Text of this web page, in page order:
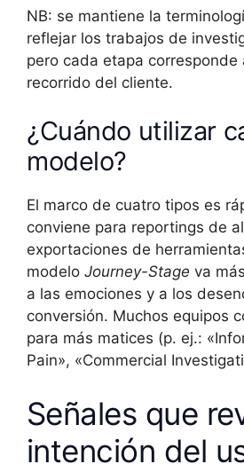
NB: se mantiene la
reflejar los trabajos de
pero cada etapa corresponde
recorrido del cliente.
¿Cuándo utilizar
modelo?
El marco de cuatro tipos es
conviene para reportings de
exportaciones de
modelo Journey-Stage va
a las emociones y a los
conversión. Muchos equipos
para más matices (p. ej.:
Pain», «Commercial
Señales que
intención del